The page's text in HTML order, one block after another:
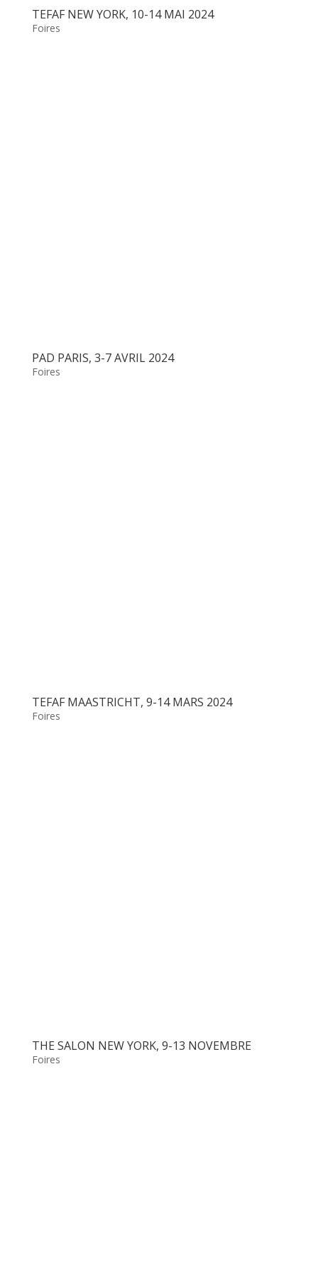
TEFAF NEW YORK, 10-14 MAI 2024
Foires
PAD PARIS, 3-7 AVRIL 2024
Foires
TEFAF MAASTRICHT, 9-14 MARS 2024
Foires
THE SALON NEW YORK, 9-13 NOVEMBRE
Foires